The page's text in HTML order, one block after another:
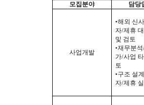
모집분야 담당
사업개발
•해외 신
자/제휴
및 검토
•재무분
가/사업
토
•구조 설
자/제휴